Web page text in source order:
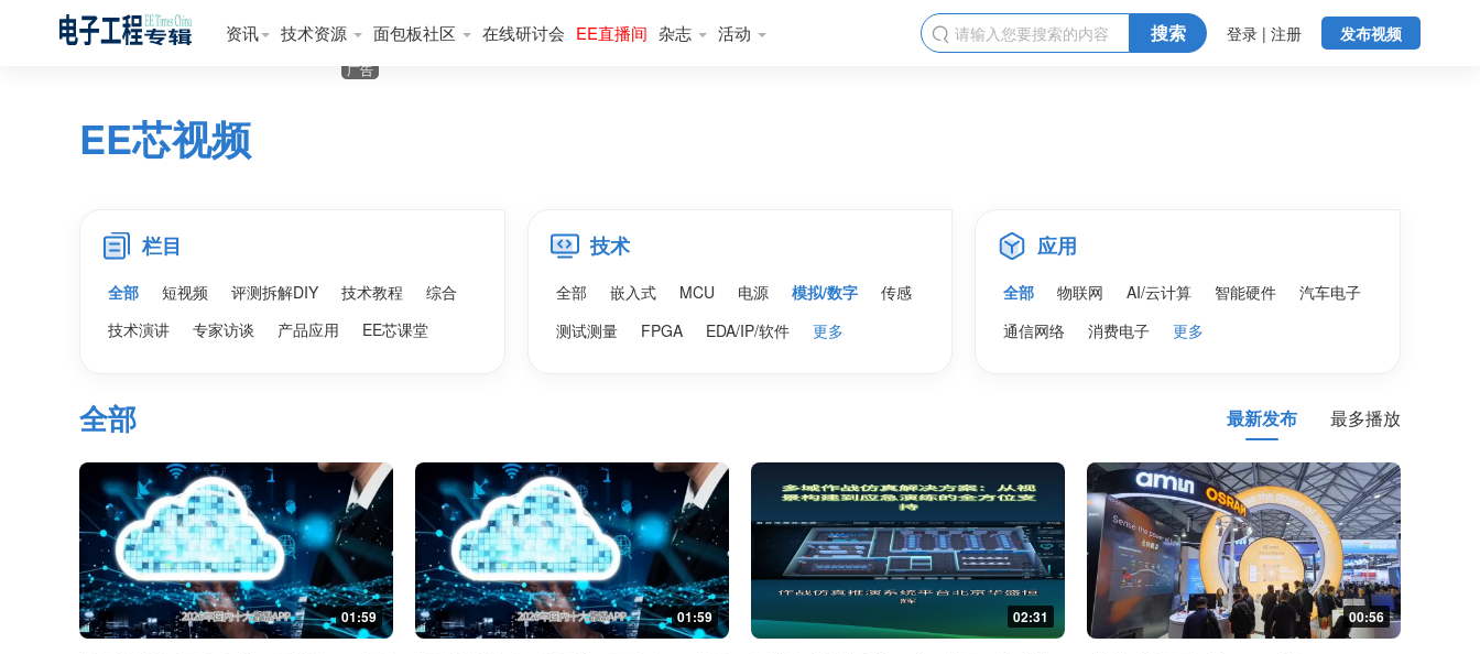
资讯 技术资源 面包板社区 在线研讨会 EE直播间 杂志 活动 发布视频
登录 | 注册
 搜索
EE芯视频
广告
栏目
全部 短视频 评测拆解DIY 技术教程
综合
技术演讲
专家访谈 产品应用 EE芯课堂
技术
全部 嵌入式 MCU 电源 模拟/数字
传感
测试测量
FPGA EDA/IP/软件 更多
应用
全部 物联网 AI/云计算 智能硬件
汽车电子
通信网络
消费电子 更多
全部 最新发布 最多播放
01:59 01:59 02:31 00:56